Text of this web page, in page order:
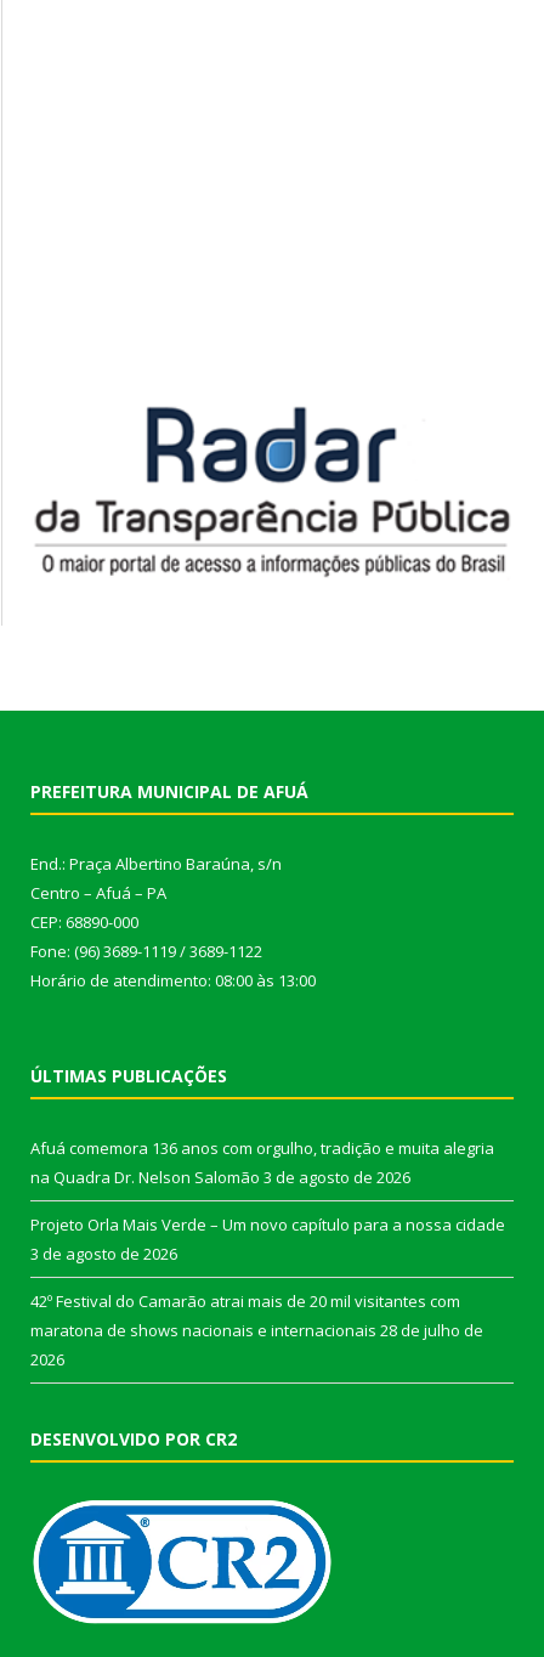
PREFEITURA MUNICIPAL DE AFUÁ
End.: Praça Albertino Baraúna, s/n
Centro – Afuá – PA
CEP: 68890-000
Fone: (96) 3689-1119 / 3689-1122
Horário de atendimento: 08:00 às 13:00
ÚLTIMAS PUBLICAÇÕES
Afuá comemora 136 anos com orgulho, tradição e muita alegria
na Quadra Dr. Nelson Salomão 3 de agosto de 2026
Projeto Orla Mais Verde – Um novo capítulo para a nossa cidade
3 de agosto de 2026
42º Festival do Camarão atrai mais de 20 mil visitantes com
maratona de shows nacionais e internacionais 28 de julho de
2026
DESENVOLVIDO POR CR2